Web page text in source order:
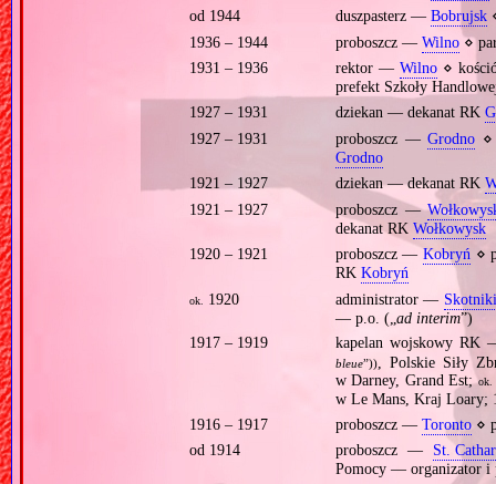
od 1944
duszpasterz — Bobrujsk
1936 – 1944
proboszcz — Wilno⋄
1931 – 1936
rektor —Wilno ⋄
prefekt Szkoły
1927 – 1931
dziekan — dekanat RK
1927 – 1931
proboszcz —Grodno ⋄
Grodno
1921 – 1927
dziekan — dekanat RK
1921 – 1927
proboszcz —
dekanat RK Wołkowysk
1920 – 1921
proboszcz — Kobryń⋄
RK Kobryń
ok. 1920 administrator — Skotniki
— p.o. („ ad interim”)
1917 – 1919
kapelan wojskowy
bleue”)), Polskie Siły
w Darney, Grand Est;ok.
w Le Mans, Kraj Loary;
1916 – 1917
proboszcz — Toronto⋄
od 1914
proboszcz — St.
Pomocy — organizator i